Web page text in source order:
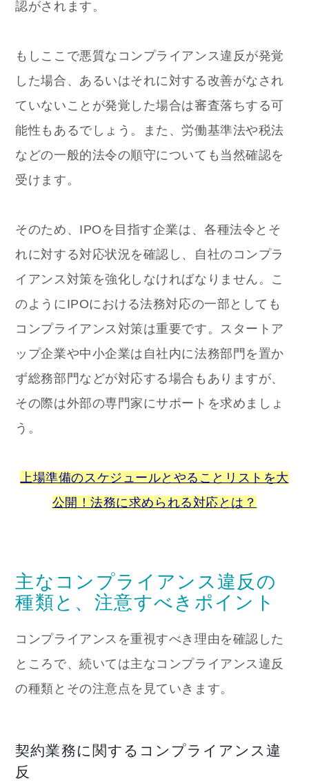
認がされます。
もしここで悪質なコンプライアンス違反が発覚
した場合、あるいはそれに対する改善がなされ
ていないことが発覚した場合は審査落ちする可
能性もあるでしょう。また、労働基準法や税法
などの一般的法令の順守についても当然確認を
受けます。
そのため、IPOを目指す企業は、各種法令とそ
れに対する対応状況を確認し、自社のコンプラ
イアンス対策を強化しなければなりません。こ
のようにIPOにおける法務対応の一部としても
コンプライアンス対策は重要です。スタートア
ップ企業や中小企業は自社内に法務部門を置か
ず総務部門などが対応する場合もありますが、
その際は外部の専門家にサポートを求めましょ
う。
上場準備のスケジュールとやることリストを大
公開！法務に求められる対応とは？
主なコンプライアンス違反の
種類と、注意すべきポイント
コンプライアンスを重視すべき理由を確認した
ところで、続いては主なコンプライアンス違反
の種類とその注意点を見ていきます。
契約業務に関するコンプライアンス違
反